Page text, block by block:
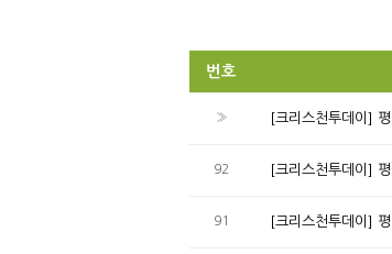
번호
» [크리스천투데이]
92 [크리스천투데이]
91 [크리스천투데이]